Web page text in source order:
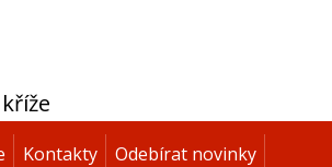
Kontakty Odebírat novinky